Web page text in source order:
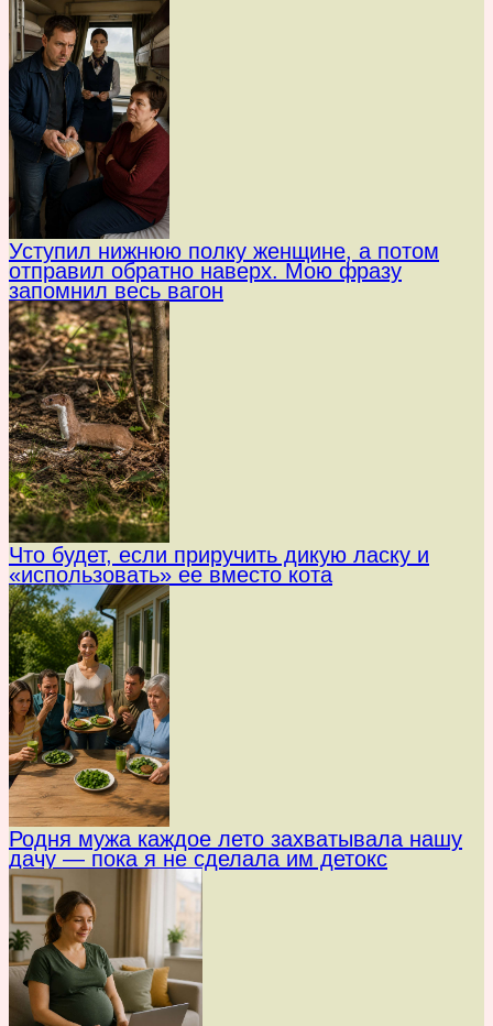
Уступил нижнюю полку женщине, а потом
отправил обратно наверх. Мою фразу
запомнил весь вагон
Что будет, если приручить дикую ласку и
«использовать» ее вместо кота
Родня мужа каждое лето захватывала нашу
дачу — пока я не сделала им детокс